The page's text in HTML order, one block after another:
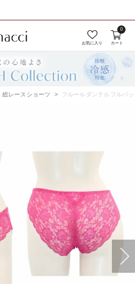
ポイントプレゼント！
お気に入り カート
0
総レースショーツ フルールダンテルフルバ